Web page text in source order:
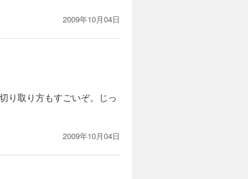
2009年10月04日
り取り方もすごいぞ。じっ
2009年10月04日